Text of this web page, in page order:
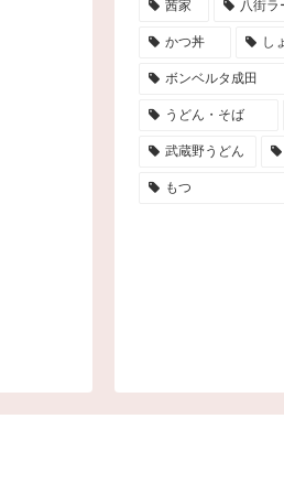
茜家 八街ラ
かつ丼 し
ボンベルタ成田
うどん・そば
武蔵野うどん
もつ